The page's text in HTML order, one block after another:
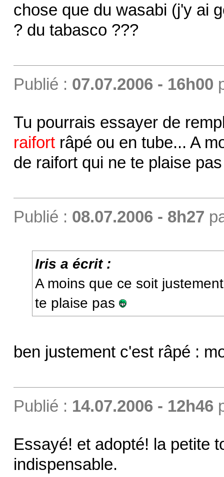
chose que du wasabi (j'y ai
? du tabasco ???
Publié : 07.07.2006 - 16h00
Tu pourrais essayer de
raifortrâpé ou en tube... A
de raifort qui ne te plaise
Publié : 08.07.2006 - 8h27
Iris a écrit :
A moins que ce soit
te plaise pas
ben justement c'est râpé :
Publié : 14.07.2006 - 12h46
Essayé! et adopté! la petite
indispensable.